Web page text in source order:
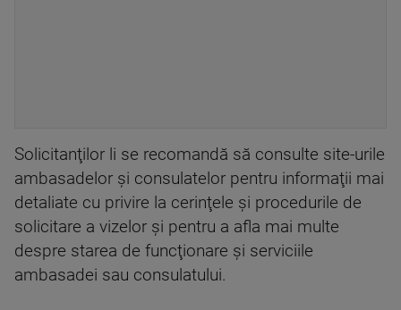
Solicitanţilor li se recomandă să consulte site-urile
ambasadelor şi consulatelor pentru informaţii mai
detaliate cu privire la cerinţele şi procedurile de
solicitare a vizelor şi pentru a afla mai multe
despre starea de funcţionare şi serviciile
ambasadei sau consulatului.